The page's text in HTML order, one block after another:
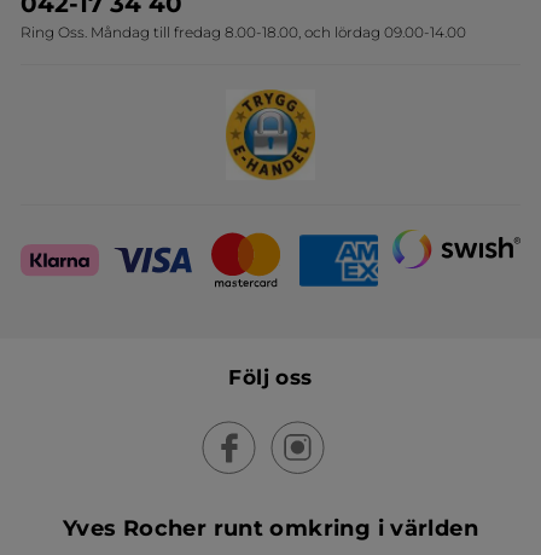
Sets
Ring Oss. Måndag till fredag 8.00-18.00, och lördag 09.00-14.00
Följ oss
Yves Rocher runt omkring i världen